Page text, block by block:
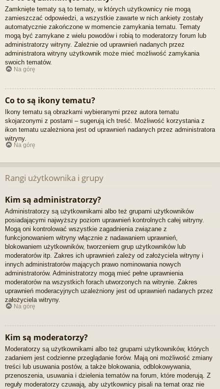
Zamknięte tematy są to tematy, w których użytkownicy nie mogą
zamieszczać odpowiedzi, a wszystkie zawarte w nich ankiety zostały
automatycznie zakończone w momencie zamykania tematu. Tematy
mogą być zamykane z wielu powodów i robią to moderatorzy forum lub
administratorzy witryny. Zależnie od uprawnień nadanych przez
administratora witryny użytkownik może mieć możliwość zamykania
swoich tematów.
Na górę
Co to są ikony tematu?
Ikony tematu są obrazkami wybieranymi przez autora tematu
skojarzonymi z postami – sugerują ich treść. Możliwość korzystania z
ikon tematu uzależniona jest od uprawnień nadanych przez administratora
witryny.
Na górę
Rangi użytkownika i grupy
Kim są administratorzy?
Administratorzy są użytkownikami albo też grupami użytkowników
posiadającymi najwyższy poziom uprawnień kontrolnych całej witryny.
Mogą oni kontrolować wszystkie zagadnienia związane z
funkcjonowaniem witryny włącznie z nadawaniem uprawnień,
blokowaniem użytkowników, tworzeniem grup użytkowników lub
moderatorów itp. Zakres ich uprawnień zależy od założyciela witryny i
innych administratorów mających prawo nominowania nowych
administratorów. Administratorzy mogą mieć pełne uprawnienia
moderatorów na wszystkich forach utworzonych na witrynie. Zakres
uprawnień moderacyjnych uzależniony jest od uprawnień nadanych przez
założyciela witryny.
Na górę
Kim są moderatorzy?
Moderatorzy są użytkownikami albo też grupami użytkowników, których
zadaniem jest codzienne przeglądanie forów. Mają oni możliwość zmiany
treści lub usuwania postów, a także blokowania, odblokowywania,
przenoszenia, usuwania i dzielenia tematów na forum, które moderują. Z
reguły moderatorzy czuwają, aby użytkownicy pisali na temat oraz nie